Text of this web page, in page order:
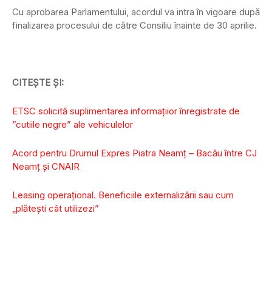
Cu aprobarea Parlamentului, acordul va intra în vigoare după
finalizarea procesului de către Consiliu înainte de 30 aprilie.
CITEȘTE ȘI:
ETSC solicită suplimentarea informațiior înregistrate de
”cutiile negre” ale vehiculelor
Acord pentru Drumul Expres Piatra Neamț – Bacău între CJ
Neamț și CNAIR
Leasing operaţional. Beneficiile externalizării sau cum
„plăteşti cât utilizezi”